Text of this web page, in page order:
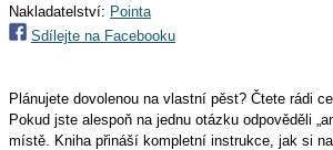
Nakladatelství: Pointa
Sdílejte na Facebooku
Plánujete dovolenou na vlastní pěst? Čtete rádi
Pokud jste alespoň na jednu otázku odpověděli
místě. Kniha přináší kompletní instrukce, jak si